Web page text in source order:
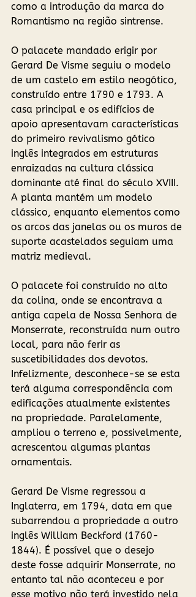
como a introdução da marca do
Romantismo na região sintrense.
O palacete mandado erigir por
Gerard De Visme seguiu o modelo
de um castelo em estilo neogótico,
construído entre 1790 e 1793. A
casa principal e os edifícios de
apoio apresentavam características
do primeiro revivalismo gótico
inglês integrados em estruturas
enraizadas na cultura clássica
dominante até final do século XVIII.
A planta mantém um modelo
clássico, enquanto elementos como
os arcos das janelas ou os muros de
suporte acastelados seguiam uma
matriz medieval.
O palacete foi construído no alto
da colina, onde se encontrava a
antiga capela de Nossa Senhora de
Monserrate, reconstruída num outro
local, para não ferir as
suscetibilidades dos devotos.
Infelizmente, desconhece-se se esta
terá alguma correspondência com
edificações atualmente existentes
na propriedade. Paralelamente,
ampliou o terreno e, possivelmente,
acrescentou algumas plantas
ornamentais.
Gerard De Visme regressou a
Inglaterra, em 1794, data em que
subarrendou a propriedade a outro
inglês William Beckford (1760-
1844). É possível que o desejo
deste fosse adquirir Monserrate, no
entanto tal não aconteceu e por
esse motivo não terá investido nela